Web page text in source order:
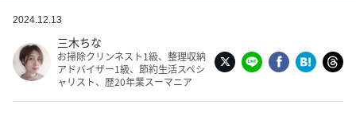
2024.12.13
三木ちな
お掃除クリンネスト1級、整理収納
アドバイザー1級、節約生活スペシ
ャリスト、歴20年業スーマニア